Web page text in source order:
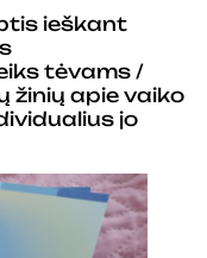
ieškant
tėvams /
žinių apie vaiko
jo